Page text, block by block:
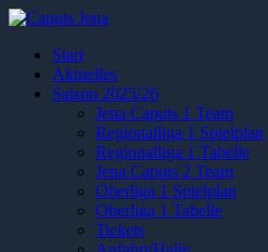
Start
Aktuelles
Saison 2025/26
Jena Caputs 1 Team
Regionalliga 1 Spielplan
Regionalliga 1 Tabelle
Jena Caputs 2 Team
Oberliga 1 Spielplan
Oberliga 1 Tabelle
Tickets